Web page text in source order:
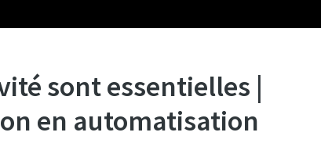
sont essentielles |
en automatisation